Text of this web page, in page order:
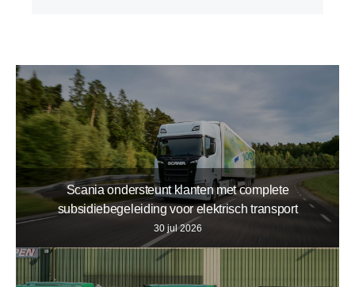
Scania ondersteunt klanten met complete
subsidiebegeleiding voor elektrisch transport
30 jul 2026